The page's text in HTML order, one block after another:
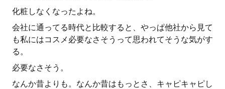
化粧しなくなったよね。
会社に通ってる時代と比較すると、やっぱ他社から見て
も私にはコスメ必要なさそうって思われてそうな気がす
る。
必要なさそう。
なんか昔よりも。なんか昔はもっとさ、キャピキャピし